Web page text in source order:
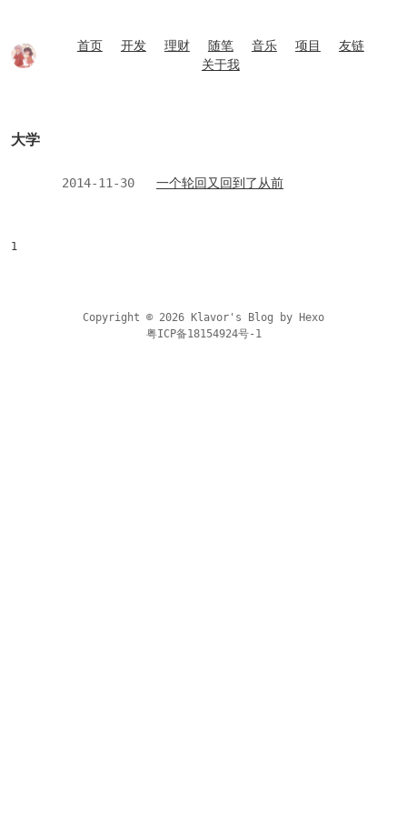
首页 开发 理财 随笔 音乐 项目
友链
关于我
大学
2014-11-30 一个轮回又回到了从前
1
Copyright © 2026 Klavor's Blog by
Hexo
粤ICP备18154924号-1